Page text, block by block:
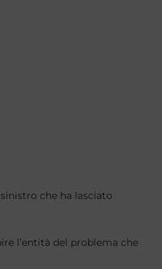
che ha lasciato
l’entità del problema che